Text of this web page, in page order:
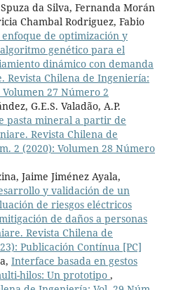
da Silva, Fernanda Morán
Chambal Rodriguez, Fabio
enfoque de optimización y
genético para el
dinámico con demanda
Revista Chilena de Ingeniería:
27 Número 2
G.E.S. Valadão, A.P.
pasta mineral a partir de
Revista Chilena de
2 (2020): Volumen 28 Número
Jaime Jiménez Ayala,
y validación de un
de riesgos eléctricos
de daños a personas
Revista Chilena de
Publicación Contínua [PC]
Interface basada en gestos
hilos: Un prototipo ,